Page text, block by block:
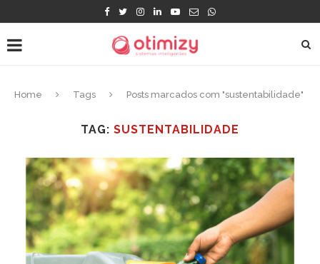
Home Tags Posts marcados com "sustentabilidade"
TAG: SUSTENTABILIDADE